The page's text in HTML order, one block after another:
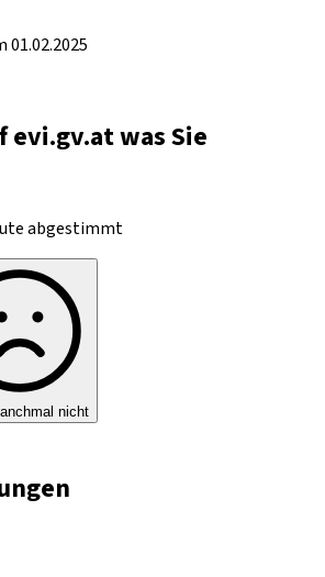
evi.gv.at was Sie
abgestimmt
nicht